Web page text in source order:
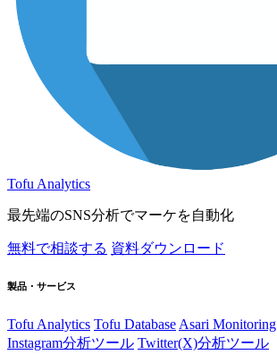
Tofu Analytics
最先端のSNS分析でマーケを自動化
無料で相談する 資料ダウンロード
製品・サービス
Tofu Analytics Tofu Database Asari Monitoring
Instagram分析ツール Twitter(X)分析ツール